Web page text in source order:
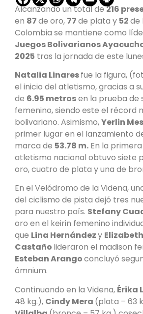
Alcanzando un total de216
en 87de oro, 77de plata y 52de
Colombia se mantiene como
Juegos Bolivarianos
2025 tras la jornada de este
Natalia Linaresfue la figura,
el inicio del atletismo, gracias a
de 6.95 metrosen la prueba de
femenino, siendo este el récord
bolivariano. Asimismo,Yerlin
primer lugar en el lanzamiento
marca de 53.78 m. En la
atletismo nacional obtuvo siete
oro, cuatro de plata y una de
En el Velódromo de la Videna,
del ciclismo de pista dejó tres
para nuestro país. Stefany
oro en el keirin femenino
que Lina Hernándezy Elizabeth
Castaño lideraron el madison
Esteban Arangoconcluyó
ómnium.
Continuando en la Videna, Érika
48 kg.), Cindy Mera (plata – 63